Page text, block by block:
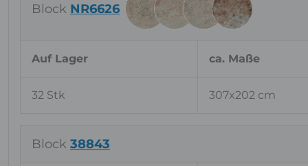
Block NR6626
Auf Lager ca. Maße
32 Stk 307x202 cm
Block 38843